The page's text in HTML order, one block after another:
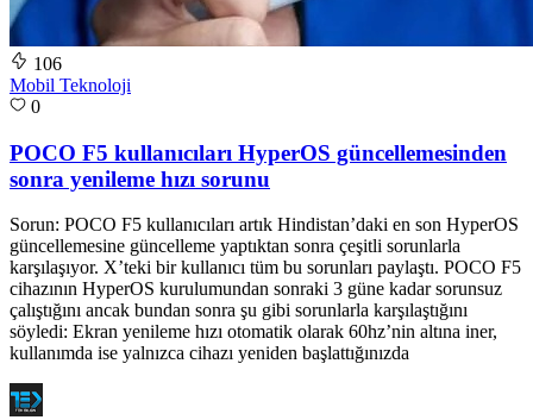
106
Mobil Teknoloji
0
POCO F5 kullanıcıları HyperOS güncellemesinden
sonra yenileme hızı sorunu
Sorun: POCO F5 kullanıcıları artık Hindistan’daki en son HyperOS
güncellemesine güncelleme yaptıktan sonra çeşitli sorunlarla
karşılaşıyor. X’teki bir kullanıcı tüm bu sorunları paylaştı. POCO F5
cihazının HyperOS kurulumundan sonraki 3 güne kadar sorunsuz
çalıştığını ancak bundan sonra şu gibi sorunlarla karşılaştığını
söyledi: Ekran yenileme hızı otomatik olarak 60hz’nin altına iner,
kullanımda ise yalnızca cihazı yeniden başlattığınızda